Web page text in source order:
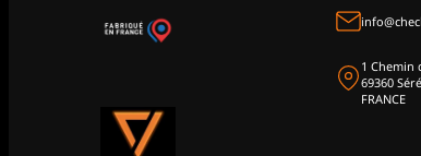
1 Chemin
69360
FRANCE